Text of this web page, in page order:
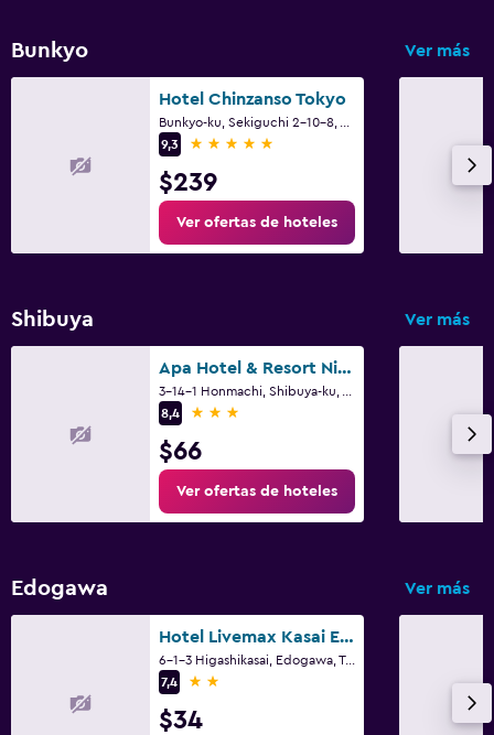
Buffet infantil
Bunkyo Ver más
Hotel Chinzanso Tokyo
9,3
5 estrellas
$239
Ver ofertas de hoteles
Shibuya Ver más
Apa Hotel & Resort Nishishinjuku Gochome Ekimae Tower
8,4
3 estrellas
$66
Ver ofertas de hoteles
Edogawa Ver más
Hotel Livemax Kasai Ekimae
6-1-3 Higashikasai, Edogawa, Tokio
7,4
2 estrellas
$34